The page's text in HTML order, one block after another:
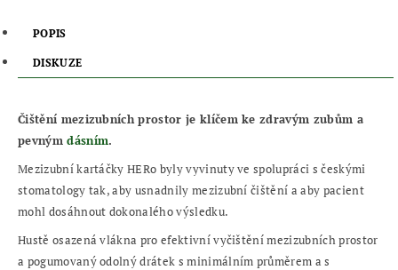
POPIS
DISKUZE
Čištění mezizubních prostor je klíčem ke zdravým zubům a
pevnýmdásním.
Mezizubní kartáčky HERo byly vyvinuty ve spolupráci s českými
stomatology tak, aby usnadnily mezizubní čištění a aby pacient
mohl dosáhnout dokonalého výsledku.
Hustě osazená vlákna pro efektivní vyčištění mezizubních prostor
a pogumovaný odolný drátek s minimálním průměrem a s